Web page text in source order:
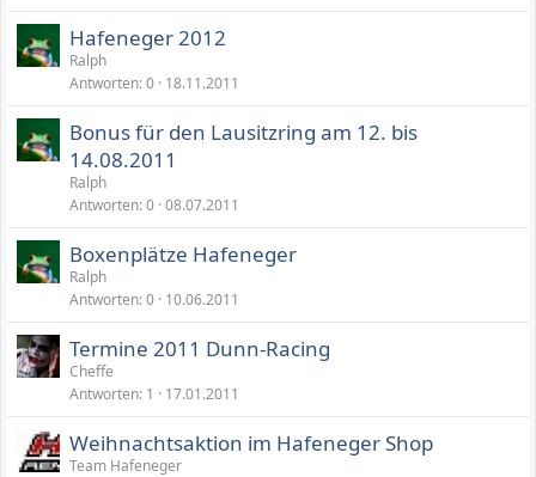
Hafeneger 2012
Ralph
Antworten 0 18.11.2011
Bonus für den Lausitzring am 12. bis
14.08.2011
Ralph
Antworten 0 08.07.2011
Boxenplätze Hafeneger
Ralph
Antworten 0 10.06.2011
Termine 2011 Dunn-Racing
Cheffe
Antworten 1 17.01.2011
Weihnachtsaktion im Hafeneger Shop
Team Hafeneger